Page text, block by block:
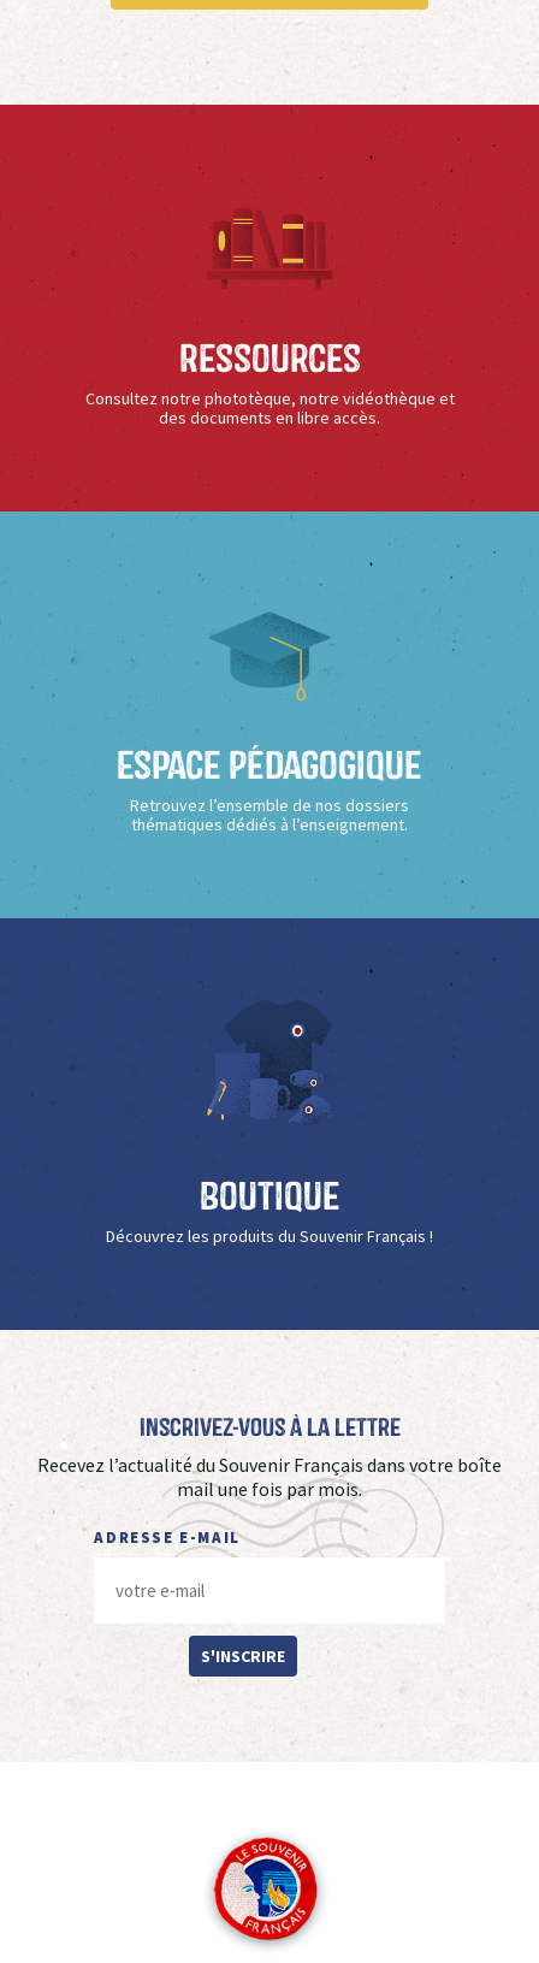
Ressources
Consultez notre phototèque, notre vidéothèque et
des documents en libre accès.
Espace Pédagogique
Retrouvez l’ensemble de nos dossiers
thématiques dédiés à l’enseignement.
Boutique
Découvrez les produits du Souvenir Français !
Inscrivez-vous à La Lettre
Recevez l’actualité du Souvenir Français dans votre boîte
mail une fois par mois.
ADRESSE E-MAIL
S'INSCRIRE